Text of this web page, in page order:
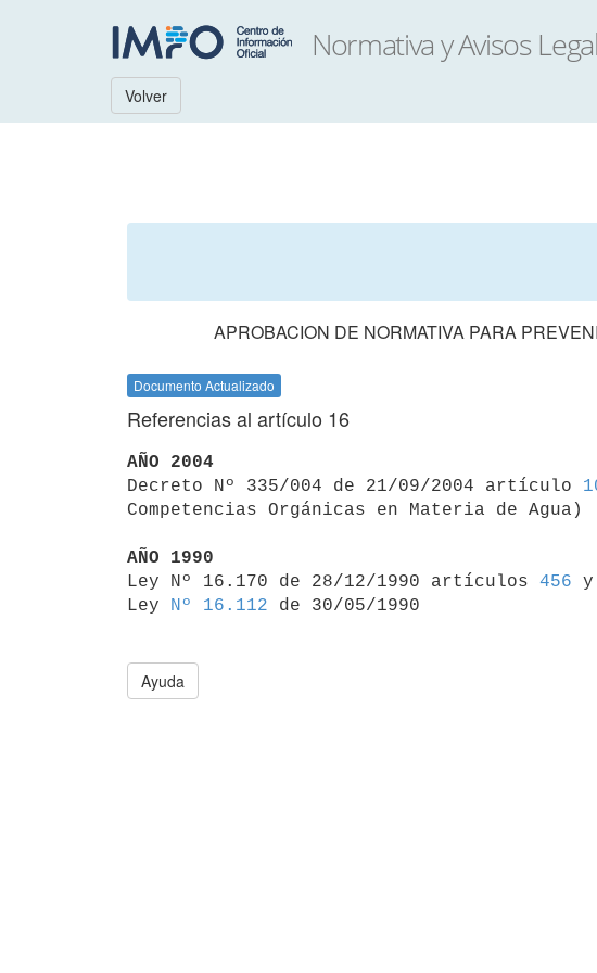
Volver
APROBACION DE NORMATIVA PARA
Documento Actualizado
Referencias al artículo 16
AÑO 2004
Decreto Nº 335/004 de 21/09/2004 artículo
Competencias Orgánicas en Materia de Agua)
AÑO 1990
Ley Nº 16.170 de 28/12/1990 artículos 456 y
Ley
Nº 16.112
Ayuda